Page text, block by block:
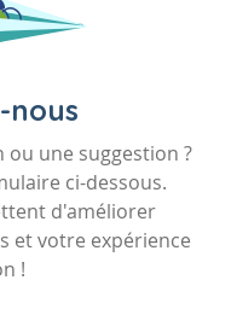
nous
une suggestion ?
ci-dessous.
d'améliorer
et votre expérience
!